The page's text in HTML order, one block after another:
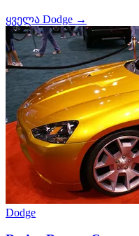
ყველა Dodge →
Dodge